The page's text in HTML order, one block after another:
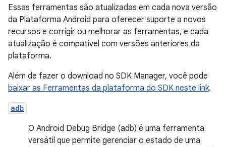
Essas ferramentas são atualizadas em cada nova versão
da Plataforma Android para oferecer suporte a novos
recursos e corrigir ou melhorar as ferramentas, e cada
atualização é compatível com versões anteriores da
plataforma.
Além de fazer o download no SDK Manager, você pode
baixar as Ferramentas da plataforma do SDK neste link.
adb
O Android Debug Bridge (adb) é uma ferramenta
versátil que permite gerenciar o estado de uma